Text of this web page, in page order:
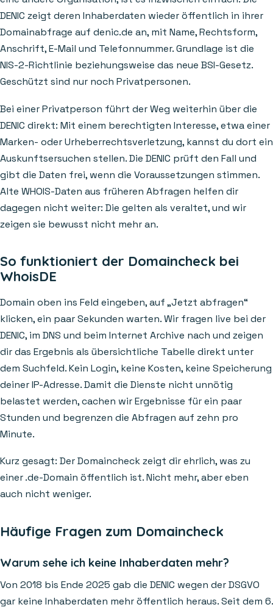
DENIC zeigt deren Inhaberdaten wieder öffentlich in ihrer
Domainabfrage auf denic.de an, mit Name, Rechtsform,
Anschrift, E-Mail und Telefonnummer. Grundlage ist die
NIS-2-Richtlinie beziehungsweise das neue BSI-Gesetz.
Geschützt sind nur noch Privatpersonen.
Bei einer Privatperson führt der Weg weiterhin über die
DENIC direkt: Mit einem berechtigten Interesse, etwa einer
Marken- oder Urheberrechtsverletzung, kannst du dort ein
Auskunftsersuchen stellen. Die DENIC prüft den Fall und
gibt die Daten frei, wenn die Voraussetzungen stimmen.
Alte WHOIS-Daten aus früheren Abfragen helfen dir
dagegen nicht weiter: Die gelten als veraltet, und wir
zeigen sie bewusst nicht mehr an.
So funktioniert der Domaincheck bei
WhoisDE
Domain oben ins Feld eingeben, auf „Jetzt abfragen“
klicken, ein paar Sekunden warten. Wir fragen live bei der
DENIC, im DNS und beim Internet Archive nach und zeigen
dir das Ergebnis als übersichtliche Tabelle direkt unter
dem Suchfeld. Kein Login, keine Kosten, keine Speicherung
deiner IP-Adresse. Damit die Dienste nicht unnötig
belastet werden, cachen wir Ergebnisse für ein paar
Stunden und begrenzen die Abfragen auf zehn pro
Minute.
Kurz gesagt: Der Domaincheck zeigt dir ehrlich, was zu
einer .de-Domain öffentlich ist. Nicht mehr, aber eben
auch nicht weniger.
Häufige Fragen zum Domaincheck
Warum sehe ich keine Inhaberdaten mehr?
Von 2018 bis Ende 2025 gab die DENIC wegen der DSGVO
gar keine Inhaberdaten mehr öffentlich heraus. Seit dem 6.